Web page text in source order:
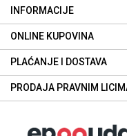
INFORMACIJE
ONLINE KUPOVINA
PLAĆANJE I DOSTAVA
PRODAJA PRAVNIM